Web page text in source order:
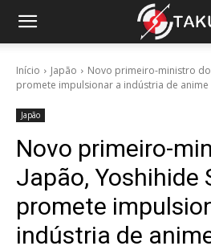
Início Japão
Novo primeiro-ministro do
promete impulsionar a indústria de anime
Japão
Novo primeiro-
Japão, Yoshihide
promete
indústria de